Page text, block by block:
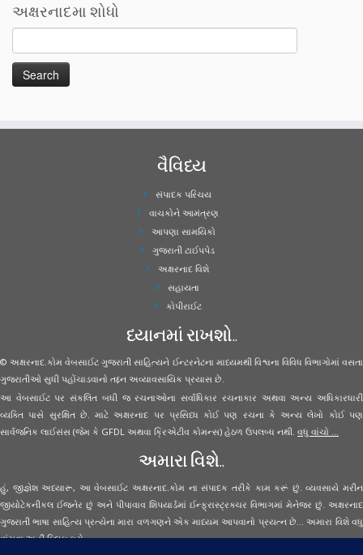
અક્ષરનાદમા શોધો
વૈવિધ્ય
સંપાદક પરિચય
વાચકોને આમંત્રણ
આપણા સામયિકો
ગુજરાતી ટાઈપપેડ
અક્ષરનાદ વિશે
સહાયતા
કોપીરાઈટ
ધ્યાનમાં રાખશો..
© અક્ષરનાદ.કોમ વેબસાઈટ ગુજરાતી સાહિત્યને ઈન્ટરનેટના માધ્યમથી વિશ્વના વિવિધ વિભાગોમાં વસતા
ગુજરાતીઓ સુધી પહોંચાડવાનો તદ્દન અવ્યાવસાયિક પ્રયાસ છે.
આ વેબસાઈટ પર સંકલિત બધી જ રચનાઓના સર્વાધિકાર રચનાકાર અથવા અન્ય અધિકારધારી
વ્યક્તિ પાસે સુરક્ષિત છે. માટે અક્ષરનાદ પર પ્રસિધ્ધ કોઈ પણ રચના કે અન્ય લેખો કોઈ પણ
સાર્વજનિક લાઈસંસ (જેમ કે GFDL અથવા ક્રિએટીવ કોમન્સ) હેઠળ ઉપલબ્ધ નથી. વધુ વાંચો ...
અમારા વિશે..
હું, જીજ્ઞેશ અધ્યારૂ, આ વેબસાઈટ અક્ષરનાદ.કોમ ના સંપાદક તરીકે કામ કરૂં છું. વ્યવસાયે મરીન
જીયોટેકનીકલ ઈજનેર છું અને પીપાવાવ શિપયાર્ડમાં ઈન્ફ્રાસ્ટ્રક્ચર વિભાગમાં મેનેજર છું. અક્ષરનાદ
ગુજરાતી ભાષા સાહિત્ય પ્રત્યેના મારા વળગણને એક માધ્યમ આપવાનો પ્રયત્ન છે... અમારા વિશે વધુ
વાંચવાઅહીં ક્લિક કરો...